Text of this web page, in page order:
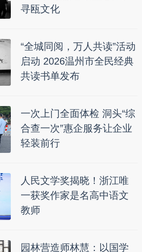
寻瓯文化
“全城同阅，万人共读”活动
启动 2026温州市全民经典
共读书单发布
一次上门全面体检 洞头“综
合查一次”惠企服务让企业
轻装前行
人民文学奖揭晓！浙江唯
一获奖作家是名高中语文
教师
园林营造师林慧：以国学